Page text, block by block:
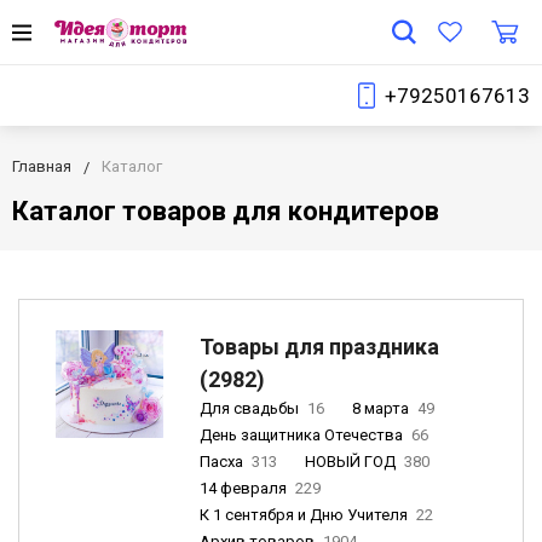
+79250167613
Главная Каталог
Каталог товаров для кондитеров
Товары для праздника
(2982)
Для свадьбы 16 8 марта 49
День защитника Отечества 66
Пасха 313 НОВЫЙ ГОД 380
14 февраля 229
К 1 сентября и Дню Учителя 22